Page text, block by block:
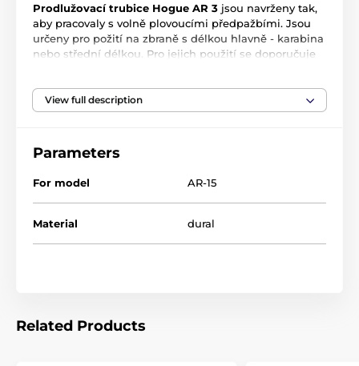
Prodlužovací trubice Hogue AR 3 jsou navrženy tak,
aby pracovaly s volně plovoucími předpažbími. Jsou
určeny pro požití na zbraně s délkou hlavně - karabina
nebo střední délkou. Pro jejich použití se doporučuje
Prodlužovací trubky předpažbí musí být použity s
- 1x krátká lišta weaver - hliník
- 2x krátká lišta weaver, zvýšená - polymer
View full description
Parameters
For model AR-15
Material dural
Related Products